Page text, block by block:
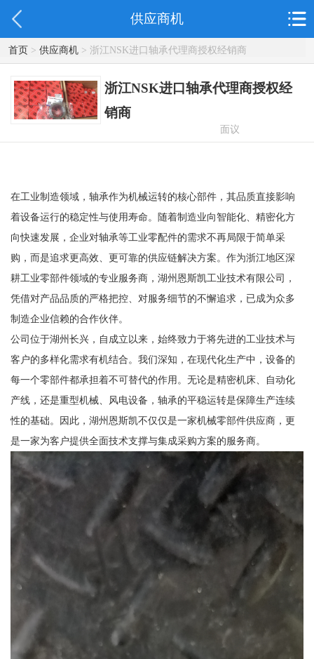
供应商机
首页> 供应商机> 浙江NSK进口轴承代理商授权经销商
浙江NSK进口轴承代理商授权经
销商
面议
在工业制造领域，轴承作为机械运转的核心部件，其品质直接影响
着设备运行的稳定性与使用寿命。随着制造业向智能化、精密化方
向快速发展，企业对轴承等工业零配件的需求不再局限于简单采
购，而是追求更高效、更可靠的供应链解决方案。作为浙江地区深
耕工业零部件领域的专业服务商，湖州恩斯凯工业技术有限公司，
凭借对产品品质的严格把控、对服务细节的不懈追求，已成为众多
制造企业信赖的合作伙伴。
公司位于湖州长兴，自成立以来，始终致力于将先进的工业技术与
客户的多样化需求有机结合。我们深知，在现代化生产中，设备的
每一个零部件都承担着不可替代的作用。无论是精密机床、自动化
产线，还是重型机械、风电设备，轴承的平稳运转是保障生产连续
性的基础。因此，湖州恩斯凯不仅仅是一家机械零部件供应商，更
是一家为客户提供全面技术支撑与集成采购方案的服务商。